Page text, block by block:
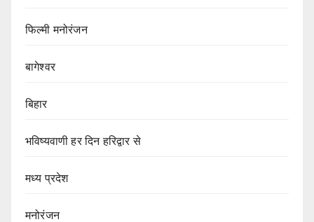
फिल्मी मनोरंजन
बागेश्वर
बिहार
भविष्यवाणी हर दिन हरिद्वार से
मध्य प्रदेश
मनोरंजन